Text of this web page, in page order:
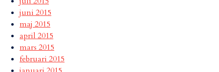
juni 2015
maj 2015
april 2015
mars 2015
februari 2015